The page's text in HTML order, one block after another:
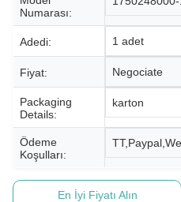
Numarası:
Adedi: 1 adet
Fiyat: Negociate
Packaging
Details:
karton
Ödeme
Koşulları:
En İyi Fiyatı Alın